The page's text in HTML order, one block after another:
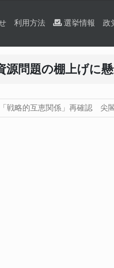
利用方法 選挙情報 政
問題の棚上げに
戦略的互恵関係」再確認 尖